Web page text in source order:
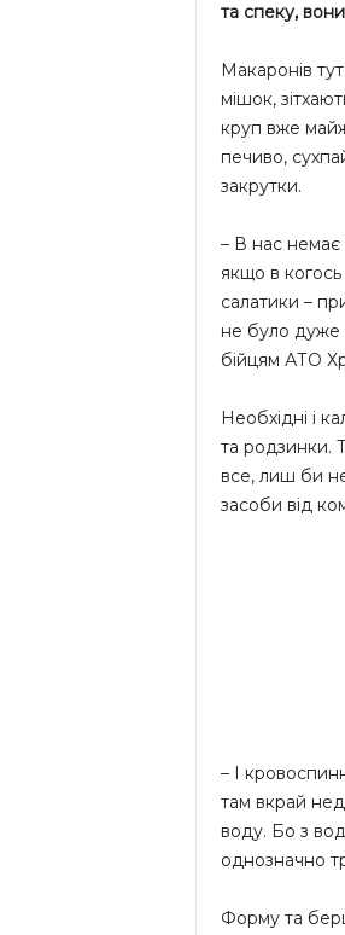
та спеку,
Макаронів
мішок,
круп вже
печиво,
закрутки.
– В нас немає
якщо в когось
салатики –
не було дуже
бійцям АТО
Необхідні і
та родзинки.
все, лиш би не
засоби від
– І
там вкрай
воду. Бо з
однозначно
Форму та